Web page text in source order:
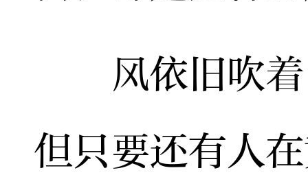
风依旧吹着
但只要还有人